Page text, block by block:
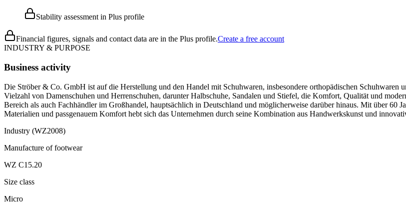
Stability assessment in Plus profile
Financial figures, signals and contact data are in the Plus profile.Create a free account
INDUSTRY & PURPOSE
Business activity
Die Ströber & Co. GmbH ist auf die Herstellung und den Handel mit Schuhwaren, insbesondere orthopädischen
Vielzahl von Damenschuhen und Herrenschuhen, darunter Halbschuhe, Sandalen und Stiefel, die Komfort, Qualität und
Bereich als auch Fachhändler im Großhandel, hauptsächlich in Deutschland und möglicherweise darüber hinaus. Mit über 60
Materialien und passgenauem Komfort hebt sich das Unternehmen durch seine Kombination aus Handwerkskunst und
Industry (WZ2008)
Manufacture of footwear
WZ C15.20
Size class
Micro